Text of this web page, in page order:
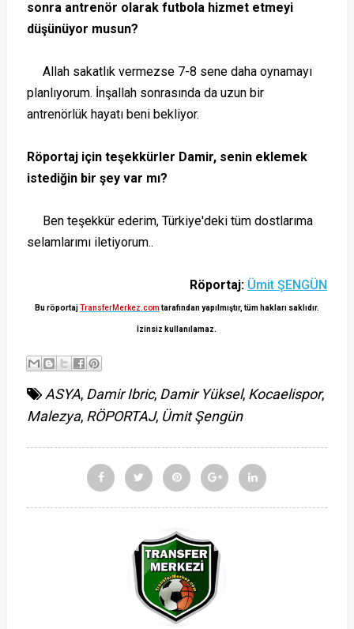
sonra antrenör olarak futbola hizmet etmeyi
düşünüyor musun?
Allah sakatlık vermezse 7-8 sene daha oynamayı
planlıyorum. İnşallah sonrasında da uzun bir
antrenörlük hayatı beni bekliyor.
Röportaj için teşekkürler Damir, senin eklemek
istediğin bir şey var mı?
Ben teşekkür ederim, Türkiye'deki tüm dostlarıma
selamlarımı iletiyorum..
Röportaj: Ümit ŞENGÜN
Bu röportajTransferMerkez.com tarafından yapılmıştır, tüm hakları sakl ıdır.
İzinsiz kullanılamaz.
ASYA, Damir Ibric, Damir Yüksel, Kocaelispor,
Malezya, RÖPORTAJ, Ümit Şengün